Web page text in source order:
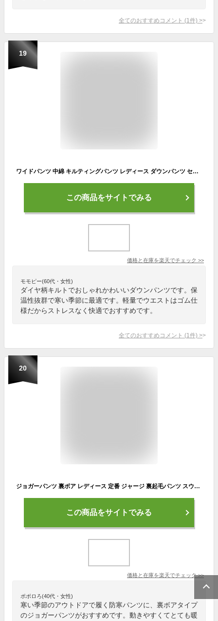
全てのおすすめコメント (1 件) >
19
ワイドパンツ 中綿 キルティングパンツ レディース ダウンパンツ セミワイド 中綿パンツ ダイヤ キルティング ダウン パンツ 暖パン 防寒パンツ 軽量 あったか 暖かい 秋 冬 ボトムス ゆったり ハイウエスト ゴムウエスト きれいめ おしゃれ 大きいサイズ 【送無】
この商品をサイトでみる
価格と在庫を楽天でチェック >>
モモピー(60代・女性)
ダイヤ柄キルトでおしゃれかわいいダウンパンツです。保
温性抜群で寒い季節に最適です。軽量でウエストはゴム仕
様だからストレスなく快適でおすすめです。
全てのおすすめコメント (1 件) >
20
ジョガーパンツ 裏ボア レディース 定番 ジャージ 裏起毛パンツ スウェットパンツ スエットパンツ スエット スウェット ジョガー パンツ ロングパンツ 部屋着 長ズボン ロング 裏起毛 暖パン 厚手 暖かい あったか ぬくぬく 楽ちん 防寒 ボア
この商品をサイトでみる
価格と在庫を楽天でチェック>>
ポポロろ(40代・女性)
寒い季節のアウトドアで履く防寒パンツに、裏ボアタイプ
のジョガーパンツがおすすめです。動きやすくてとても暖